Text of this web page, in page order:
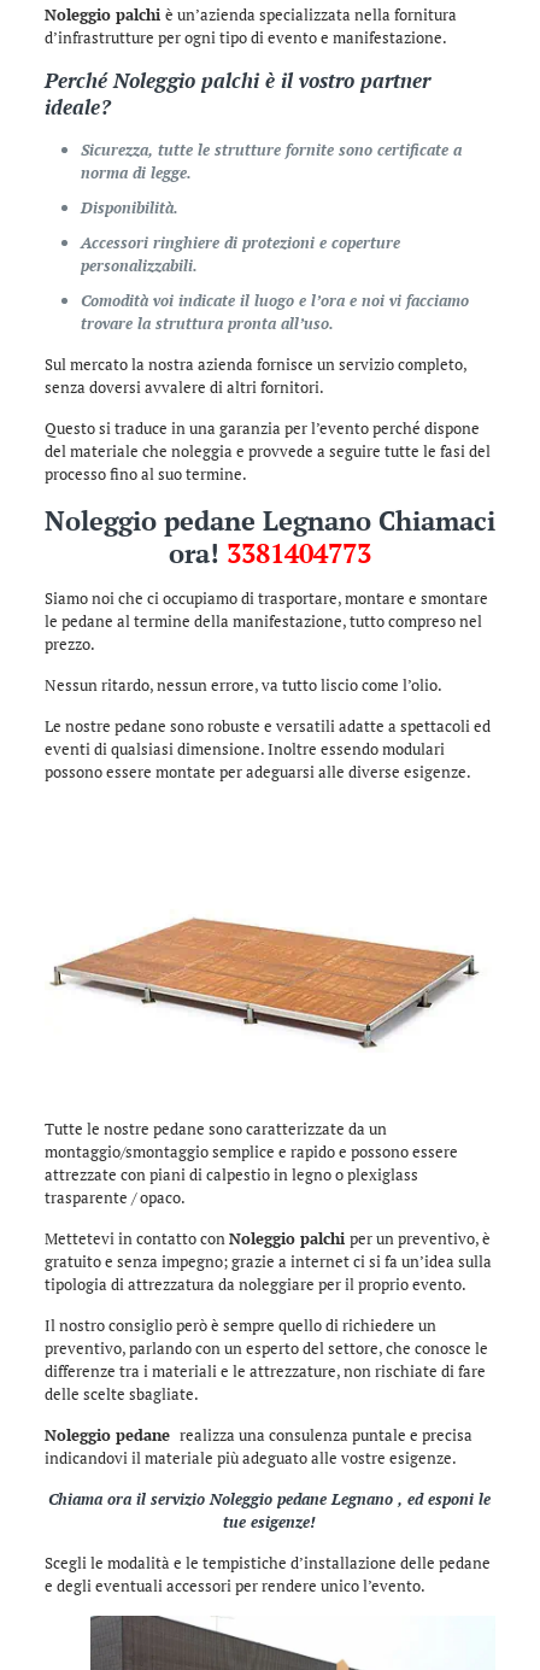
Noleggio palchi è un’azienda specializzata nella fornitura
d’infrastrutture per ogni tipo di evento e manifestazione.
PerchéNoleggio palchiè il vostro partner
ideale?
Sicurezza, tutte le strutture fornite sono certificate a
norma di legge.
Disponibilità.
Accessori ringhiere di protezioni e coperture
personalizzabili.
Comodità voi indicate il luogo e l’ora e noi vi facciamo
trovare la struttura pronta all’uso.
Sul mercato la nostra azienda fornisce un servizio completo,
senza doversi avvalere di altri fornitori.
Questo si traduce in una garanzia per l’evento perché dispone
del materiale che noleggia e provvede a seguire tutte le fasi del
processo fino al suo termine.
Noleggio pedane Legnano Chiamaci
ora! 3381404773
Siamo noi che ci occupiamo di trasportare, montare e smontare
le pedane al termine della manifestazione, tutto compreso nel
prezzo.
Nessun ritardo, nessun errore, va tutto liscio come l’olio.
Le nostre pedane sono robuste e versatili adatte a spettacoli ed
eventi di qualsiasi dimensione. Inoltre essendo modulari
possono essere montate per adeguarsi alle diverse esigenze.
Tutte le nostre pedane sono caratterizzate da un
montaggio/smontaggio semplice e rapido e possono essere
attrezzate con piani di calpestio in legno o plexiglass
trasparente / opaco.
Mettetevi in contatto conNoleggio palchi per un preventivo, è
gratuito e senza impegno; grazie a internet ci si fa un’idea sulla
tipologia di attrezzatura da noleggiare per il proprio evento.
Il nostro consiglio però è sempre quello di richiedere un
preventivo, parlando con un esperto del settore, che conosce le
differenze tra i materiali e le attrezzature, non rischiate di fare
delle scelte sbagliate.
Noleggio pedane realizza una consulenza puntale e precisa
indicandovi il materiale più adeguato alle vostre esigenze.
Chiama ora il servizio Noleggio pedane Legnano , ed esponi le
tue esigenze!
Scegli le modalità e le tempistiche d’installazione delle pedane
e degli eventuali accessori per rendere unico l’evento.